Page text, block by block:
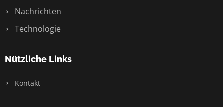
Nachrichten
Technologie
Nützliche Links
Kontakt